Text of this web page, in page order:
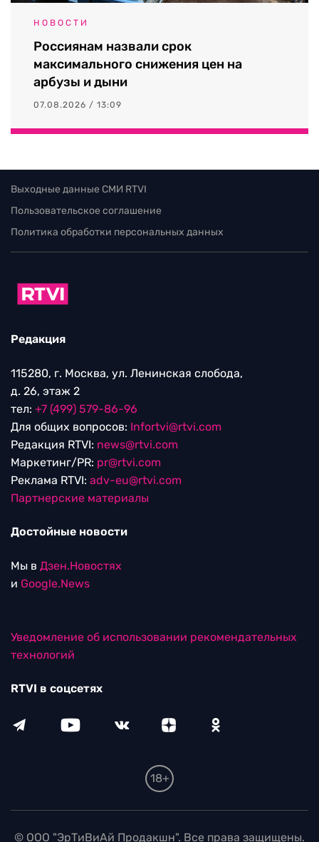
НОВОСТИ
Россиянам назвали срок
максимального снижения цен на
арбузы и дыни
07.08.2026 / 13:09
Выходные данные СМИ RTVI
Пользовательское соглашение
Политика обработки персональных данных
Редакция
115280, г. Москва, ул. Ленинская слобода,
д. 26, этаж 2
тел: +7 (499) 579-86-96
Для общих вопросов: Infortvi@rtvi.com
Редакция RTVI: news@rtvi.com
Маркетинг/PR: pr@rtvi.com
Реклама RTVI: adv-eu@rtvi.com
Партнерские материалы
Достойные новости
Мы в Дзен.Новостях
и Google.News
Уведомление об использовании рекомендательных
технологий
RTVI в соцсетях
18+
© ООО "ЭрТиВиАй Продакшн". Все права защищены.